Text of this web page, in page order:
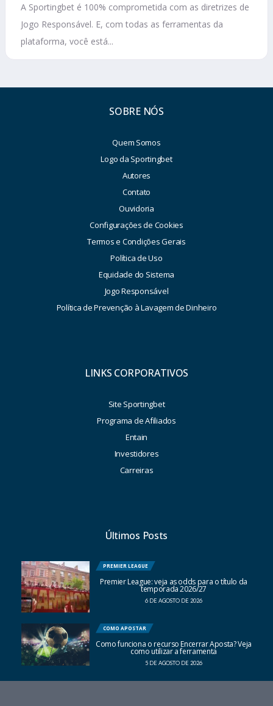
A Sportingbet é 100% comprometida com as diretrizes de
Jogo Responsável. E, com todas as ferramentas da
plataforma, você está...
SOBRE NÓS
Quem Somos
Logo da Sportingbet
Autores
Contato
Ouvidoria
Configurações de Cookies
Termos e Condições Gerais
Política de Uso
Equidade do Sistema
Jogo Responsável
Política de Prevenção à Lavagem de Dinheiro
LINKS CORPORATIVOS
Site Sportingbet
Programa de Afiliados
Entain
Investidores
Carreiras
Últimos Posts
PREMIER LEAGUE
Premier League: veja as odds para o título da
temporada 2026/27
6 DE AGOSTO DE 2026
COMO APOSTAR
Como funciona o recurso Encerrar Aposta? Veja
como utilizar a ferramenta
5 DE AGOSTO DE 2026